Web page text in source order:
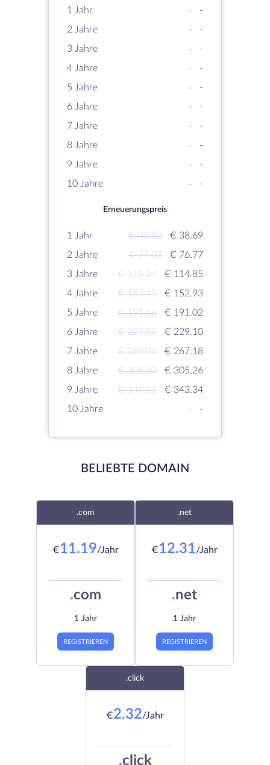
1 Jahr -
-
2 Jahre
-
-
3 Jahre
-
-
4 Jahre
-
-
5 Jahre
-
-
6 Jahre
-
-
7 Jahre
-
-
8 Jahre
-
-
9 Jahre
-
-
10 Jahre
- -
Erneuerungspreis
1 Jahr € 38.82
€ 38.69
2 Jahre
€ 77.03
€ 76.77
3 Jahre
€ 115.24
€ 114.85
4 Jahre
€ 153.45
€ 152.93
5 Jahre
€ 191.66
€ 191.02
6 Jahre
€ 229.87
€ 229.10
7 Jahre
€ 268.08
€ 267.18
8 Jahre
€ 306.30
€ 305.26
9 Jahre
€ 344.51
€ 343.34
10 Jahre
- -
BELIEBTE DOMAIN
.com
€11.19/Jahr
.com
1 Jahr
REGISTRIEREN
.net
€12.31/Jahr
.net
1 Jahr
REGISTRIEREN
.click
€2.32/Jahr
.click